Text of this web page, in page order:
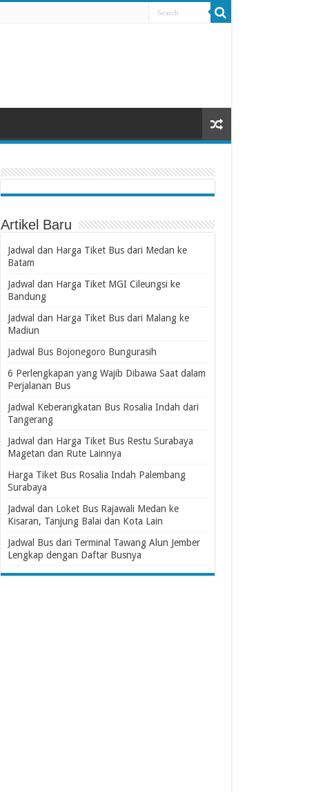
Artikel Baru
Jadwal dan Harga Tiket Bus dari Medan ke
Batam
Jadwal dan Harga Tiket MGI Cileungsi ke
Bandung
Jadwal dan Harga Tiket Bus dari Malang ke
Madiun
Jadwal Bus Bojonegoro Bungurasih
6 Perlengkapan yang Wajib Dibawa Saat dalam
Perjalanan Bus
Jadwal Keberangkatan Bus Rosalia Indah dari
Tangerang
Jadwal dan Harga Tiket Bus Restu Surabaya
Magetan dan Rute Lainnya
Harga Tiket Bus Rosalia Indah Palembang
Surabaya
Jadwal dan Loket Bus Rajawali Medan ke
Kisaran, Tanjung Balai dan Kota Lain
Jadwal Bus dari Terminal Tawang Alun Jember
Lengkap dengan Daftar Busnya